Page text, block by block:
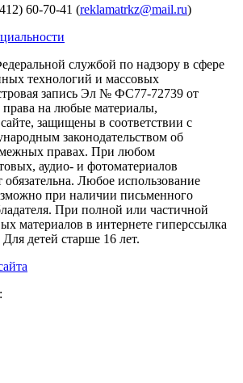
60-70-41 (reklamatrkz@mail.ru)
службой по надзору в сфере
технологий и массовых
запись Эл № ФС77-72739 от
права на любые материалы,
защищены в соответствии с
законодательством об
правах. При любом
аудио- и фотоматериалов
обязательна. Любое использование
при наличии письменного
При полной или частичной
материалов в интернете гиперссылка
Для детей старше 16 лет.